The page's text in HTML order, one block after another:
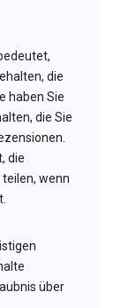
die
haben Sie
die Sie
die
wenn
über